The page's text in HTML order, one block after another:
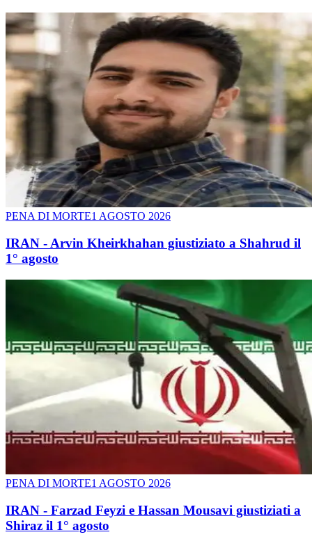
PENA DI MORTE1 AGOSTO 2026
IRAN - Arvin Kheirkhahan giustiziato a Shahrud il
1° agosto
PENA DI MORTE1 AGOSTO 2026
IRAN - Farzad Feyzi e Hassan Mousavi giustiziati a
Shiraz il 1° agosto